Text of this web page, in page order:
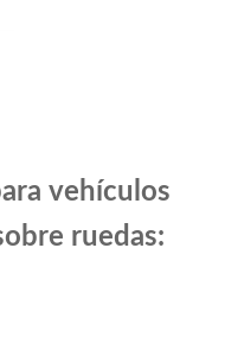
vehículos
ruedas: